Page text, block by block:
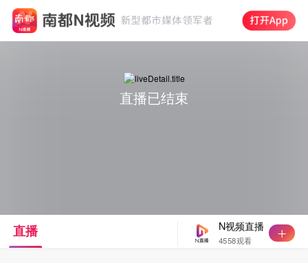
直播已结束
N视频直播
4558观看
直播